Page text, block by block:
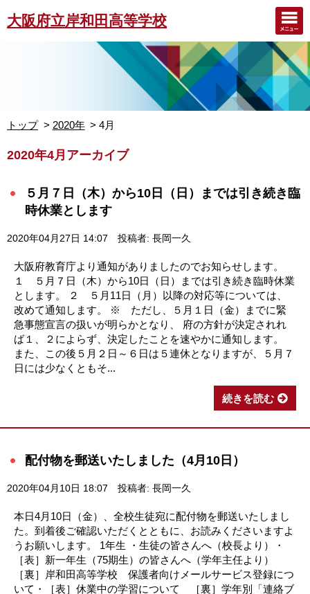
大阪府立岸和田高等学校
トップ 2020年 4月
2020年4月アーカイブ
５月７日（木）から10日（日）までは引き続き臨
時休業とします
2020年04月27日 14:07 投稿者: 長岡一久
大阪府教育庁より通知がありましたのでお知らせします。
１ ５月７日（木）から10日（日）までは引き続き臨時休業
とします。 ２ ５月11日（月）以降の対応等については、
改めて通知します。 ※ ただし、５月１日（金）までに緊
急事態宣言の扱いが明らかとなり、 府の方針が決定されれ
ば１、２によらず、決定したことを速やかに通知します。
また、この後５月２日～６日は５連休となりますが、５月７
日には少なくともそ...
続きを読む
配付物を郵送いたしました（4月10日）
2020年04月10日 18:07 投稿者: 長岡一久
本日4月10日（金）、全校生徒宛に配付物を郵送いたしまし
た。到着後ご確認いただくとともに、お読みくださいますよ
うお願いします。 1年生 ・生徒の皆さんへ（校長より）・
［表］新一年生（75期生）の皆さんへ（学年主任より）
［裏］岸和田高等学校 保護者向けメールサービス登録につ
いて・［表］休業中の学習について ［裏］学年別「連絡ブ